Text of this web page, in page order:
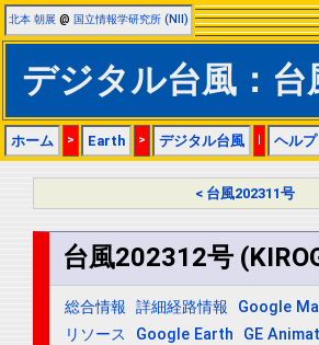
北本 朝展 @ 国立情報学研究所 (NII)
デジタル台風：台
ホーム > Earth > デジタル台風 | ヘルプ
< 台風202311号
台風202312号
総合情報 詳細経路情報 Google
リソース
Google Earth GE